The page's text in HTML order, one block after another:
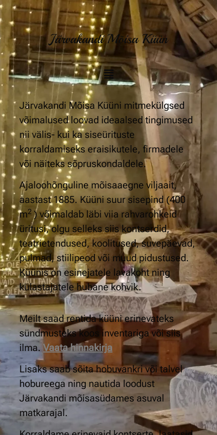
Järvakandi Mõisa Küün
Järvakandi Mõisa Küüni mitmekülgsed
võimalused loovad ideaalsed tingimused
nii välis- kui ka siseürituste
korraldamiseks eraisikutele, firmadele
või näiteks sõpruskondaldele.
Ajaloohõnguline mõisaaegne viljaait,
aastast 1885. Küüni suur sisepind (400
m2 ) võimaldab läbi viia rahvarohkeid
üritusi, olgu selleks siis kontserdid,
teatrietendused, koolitused, suvepäevad,
pulmad, stiilipeod või muud pidustused.
Küünis on esinejatele lavakoht ning
külastajatele hubane kohvik.
Meilt saad rentida küüni erinevateks
sündmusteks koos inventariga või siis
ilma. Vaata hinnakirja
Lisaks saab sõita hobuvankri või talvel
hobureega ning nautida loodust
Järvakandi mõisasüdames asuval
matkarajal.